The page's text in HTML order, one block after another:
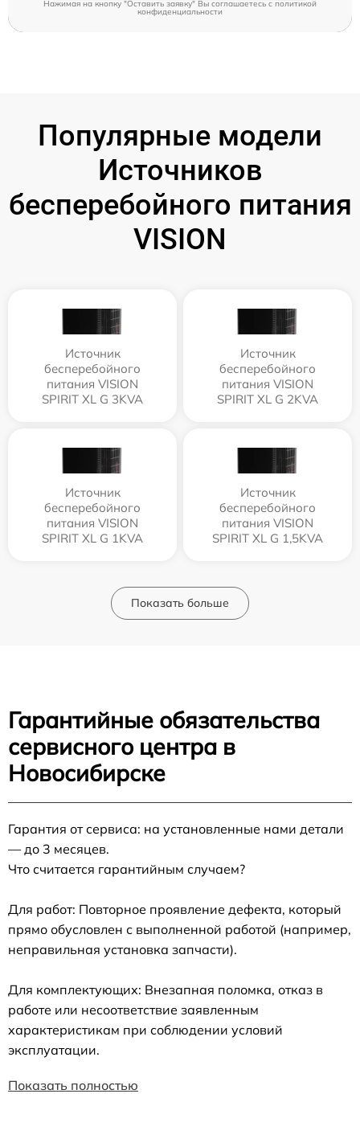
Нажимая на кнопку "Оставить заявку" Вы соглашаетесь cполитикой
конфиденциальности
Популярные модели
Источников
бесперебойного питания
VISION
Источник
бесперебойного
питания VISION
SPIRIT XL G 3KVA
Источник
бесперебойного
питания VISION
SPIRIT XL G 2KVA
Источник
бесперебойного
питания VISION
SPIRIT XL G 1KVA
Источник
бесперебойного
питания VISION
SPIRIT XL G 1,5KVA
Показать больше
Гарантийные обязательства
сервисного центра в
Новосибирске
Гарантия от сервиса: на установленные нами детали
— до 3 месяцев.
Что считается гарантийным случаем?
Для работ: Повторное проявление дефекта, который
прямо обусловлен с выполненной работой (например,
неправильная установка запчасти).
Для комплектующих: Внезапная поломка, отказ в
работе или несоответствие заявленным
характеристикам при соблюдении условий
эксплуатации.
Показать полностью